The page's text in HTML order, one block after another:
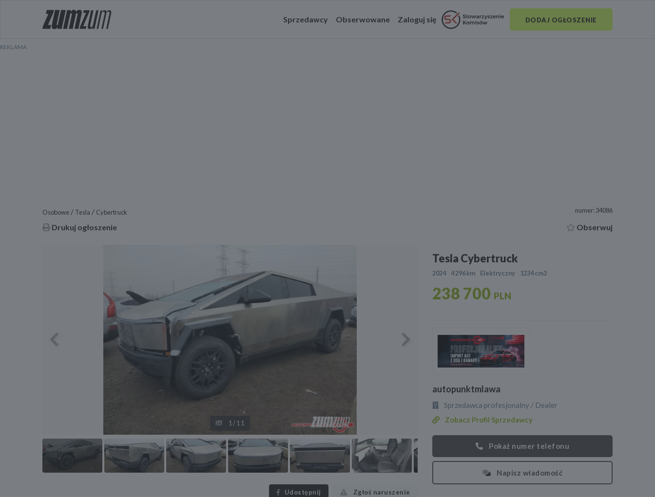
Sprzedawcy Obserwowane Zaloguj się DODAJ OGŁOSZENIE
Osobowe / Tesla / Cybertruck numer: 34086
Drukuj ogłoszenie Obserwuj
Next
1/11
Udostępnij Zgłoś naruszenie
Tesla Cybertruck
2024 4 296 km Elektryczny 1234 cm3
238 700 PLN
autopunktmlawa
Sprzedawca profesjonalny / Dealer
Zobacz Profil Sprzedawcy
Pokaż numer telefonu
Napisz wiadomość